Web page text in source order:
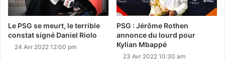
Le PSG se meurt, le terrible
constat signé Daniel Riolo
24 Avr 2022 12:00 pm
PSG : Jérôme Rothen
annonce du lourd pour
Kylian Mbappé
23 Avr 2022 10:30 am